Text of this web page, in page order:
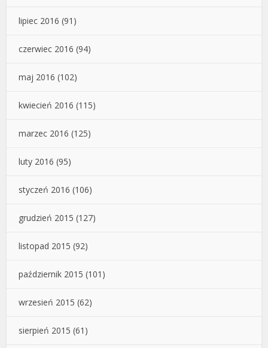
lipiec 2016 (91)
czerwiec 2016 (94)
maj 2016 (102)
kwiecień 2016 (115)
marzec 2016 (125)
luty 2016 (95)
styczeń 2016 (106)
grudzień 2015 (127)
listopad 2015 (92)
październik 2015 (101)
wrzesień 2015 (62)
sierpień 2015 (61)